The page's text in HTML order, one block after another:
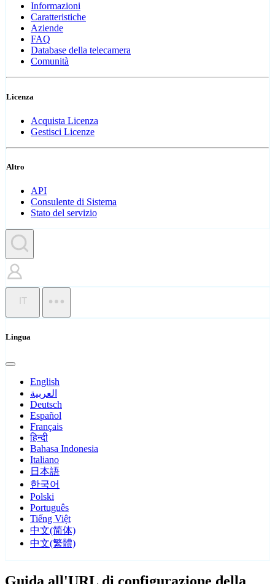
Informazioni
Caratteristiche
Aziende
FAQ
Database della telecamera
Comunità
Licenza
Acquista Licenza
Gestisci Licenze
Altro
API
Consulente di Sistema
Stato del servizio
IT
Lingua
English
العربية
Deutsch
Español
Français
हिन्दी
Bahasa Indonesia
Italiano
日本語
한국어
Polski
Português
Tiếng Việt
中文(简体)
中文(繁體)